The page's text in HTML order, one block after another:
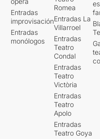
Entradas
improvisación
Entradas
monólogos
Romea
Entradas La
Villarroel
Entradas
Teatro
Condal
Entradas
Teatro
Victòria
Entradas
Teatro
Apolo
Entradas
Teatro Goya